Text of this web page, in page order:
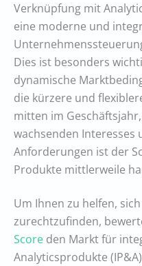
Verknüpfung mit
eine moderne und
Dies ist besonders
dynamische
die kürzere und
mitten im
wachsenden Interesses
Anforderungen ist der
Produkte mittlerweile
Um Ihnen zu helfen,
zurechtzufinden,
Score den Markt für
Analyticsprodukte